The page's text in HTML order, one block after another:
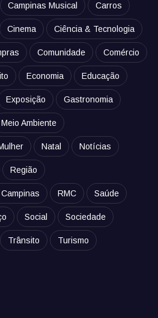
Campinas Musical Carros
Cinema Ciência & Tecnologia
Comunidade Comércio
Economia Educação
Exposição Gastronomia
Meio Ambiente
Natal Notícias
Região
RMC Saúde
Social Sociedade
Trânsito Turismo